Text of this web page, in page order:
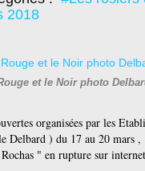
2018
et le Noir photo
organisées par les
Delbard ) du 17 au 20 mars ,
" en rupture sur